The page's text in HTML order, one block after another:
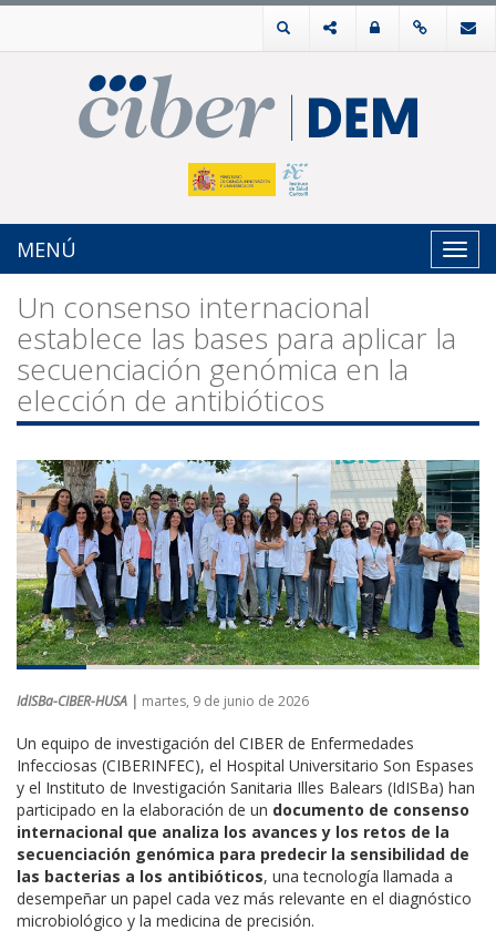
MENÚ
Un consenso internacional
establece las bases para aplicar la
secuenciación genómica en la
elección de antibióticos
IdISBa-CIBER-HUSA | martes, 9 de junio de 2026
Un equipo de investigación del CIBER de Enfermedades
Infecciosas (CIBERINFEC), el Hospital Universitario Son Espases
y el Instituto de Investigación Sanitaria Illes Balears (IdISBa) han
participado en la elaboración de un documento de consenso
internacional que analiza los avances y los retos de la
secuenciación genómica para predecir la sensibilidad de
las bacterias a los antibióticos, una tecnología llamada a
desempeñar un papel cada vez más relevante en el diagnóstico
microbiológico y la medicina de precisión.